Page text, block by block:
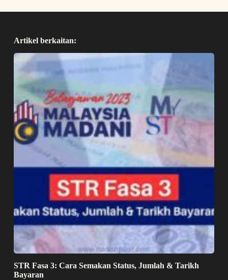
Artikel berkaitan:
STR Fasa 3: Cara Semakan Status, Jumlah & Tarikh
Bayaran